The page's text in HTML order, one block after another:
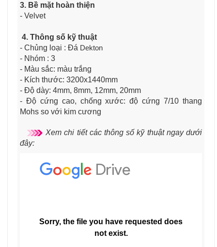
3. Bề mặt hoàn thiện
- Velvet
4. Thông số kỹ thuật
- Chủng loại : Đá Dekton
- Nhóm : 3
- Màu sắc: màu trắng
- Kích thước: 3200x1440mm
- Độ dày: 4mm, 8mm, 12mm, 20mm
- Độ cứng cao, chống xước: độ cứng 7/10 thang
Mohs so với kim cương
Xem chi tiết các thông số kỹ thuật ngay dưới
đây: